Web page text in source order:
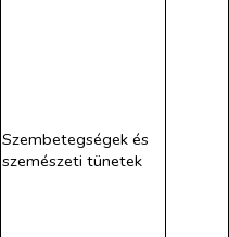
Szembetegségek és
szemészeti tünetek